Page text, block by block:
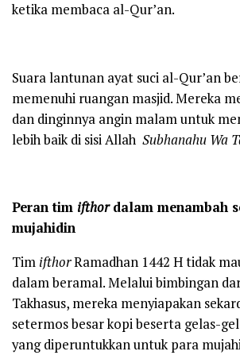
ketika membaca al-Qur’an.
Suara lantunan ayat suci al-Qur’an
memenuhi ruangan masjid. Mereka
dan dinginnya angin malam untuk
lebih baik di sisi Allah Subhanahu Wa
Peran tim ifthordalam menambah
mujahidin
Tim ifthorRamadhan 1442 H tidak
dalam beramal. Melalui bimbingan
Takhasus, mereka menyiapakan
setermos besar kopi beserta gelas-
yang diperuntukkan untuk para